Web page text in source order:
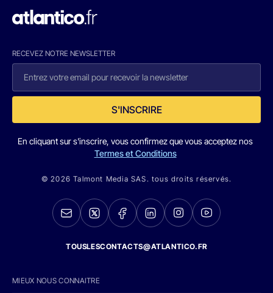
RECEVEZ NOTRE NEWSLETTER
S'INSCRIRE
En cliquant sur s'inscrire, vous confirmez que vous acceptez nos
Termes et Conditions
© 2026 Talmont Media SAS. tous droits réservés.
TOUSLESCONTACTS@ATLANTICO.FR
MIEUX NOUS CONNAITRE